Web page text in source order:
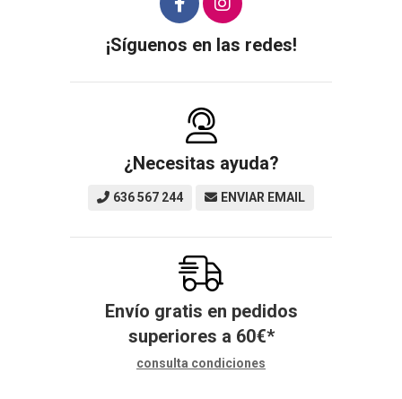
¡Síguenos en las redes!
¿Necesitas ayuda?
636 567 244 ENVIAR EMAIL
Envío gratis en pedidos
superiores a 60€*
consulta condiciones